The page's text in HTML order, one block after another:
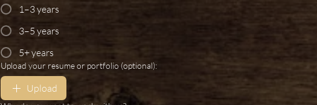
1–3 years
3–5 years
5+ years
Upload your resume or portfolio (optional):
Upload